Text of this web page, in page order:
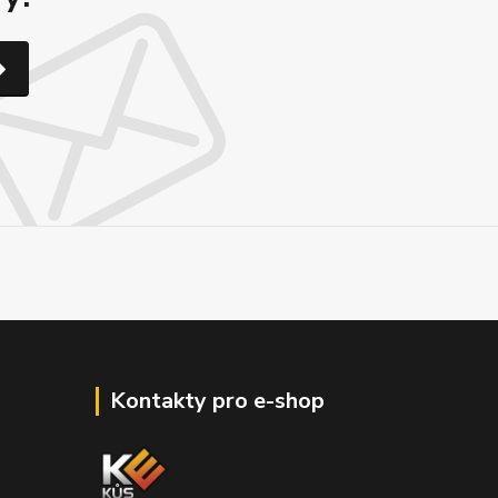
Kontakty pro e-shop